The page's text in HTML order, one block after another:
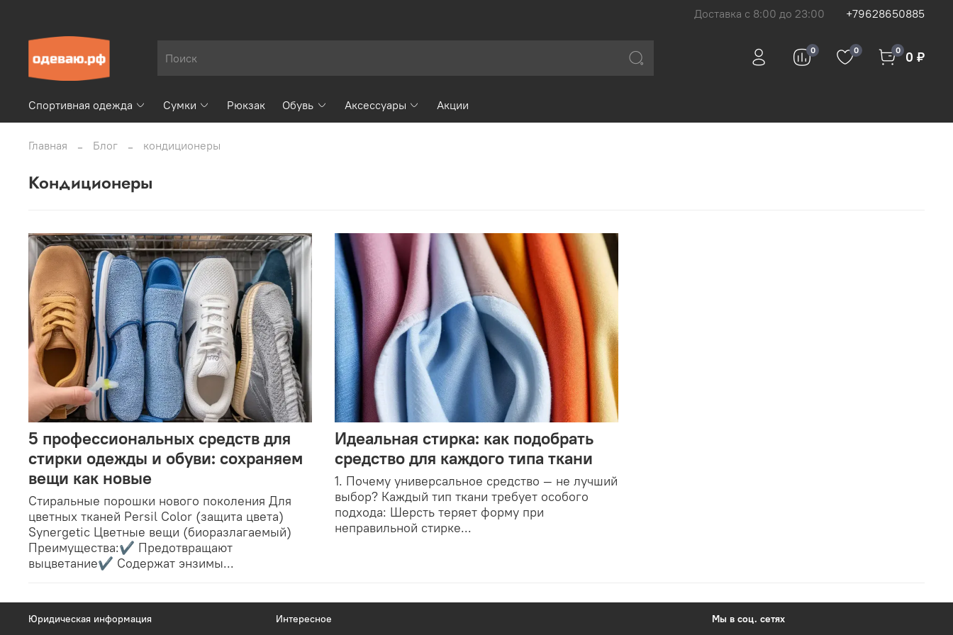
Доставка с 8:00 до 23:00 +79628650885
0 0 0 0 ₽
Спортивная одежда Сумки Рюкзак Обувь Аксессуары Акции
Главная Блог кондиционеры
кондиционеры
5 профессиональных средств для
стирки одежды и обуви: сохраняем
вещи как новые
Стиральные порошки нового поколения Для
цветных тканей Persil Color (защита цвета)
Synergetic Цветные вещи (биоразлагаемый)
Преимущества:✔ Предотвращают
выцветание✔ Содержат энзимы...
Идеальная стирка: как подобрать
средство для каждого типа ткани
1. Почему универсальное средство — не лучший
выбор? Каждый тип ткани требует особого
подхода: Шерсть теряет форму при
неправильной стирке...
Юридическая информация Интересное Мы в соц. сетях